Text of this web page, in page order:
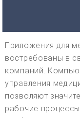
Приложения для
востребованы в
компаний.
управления
позволяют
рабочие